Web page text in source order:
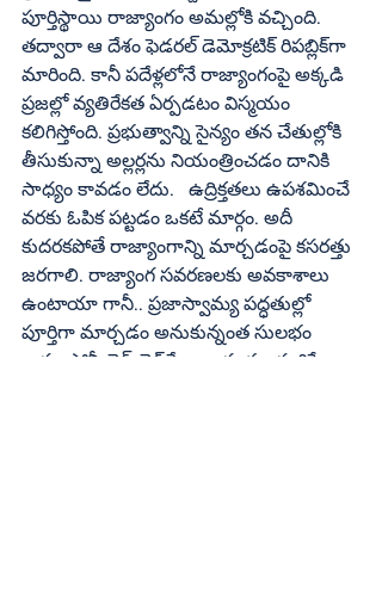
పూర్తిస్థాయి రాజ్యాంగం అమల్లోకి వచ్చింది.
తద్వారా ఆ దేశం ఫెడరల్‌ డెమోక్రటిక్‌ రిపబ్లిక్‌గా
మారింది. కానీ పదేళ్లలోనే రాజ్యాంగంపై అక్కడి
ప్రజల్లో వ్యతిరేకత ఏర్పడటం విస్మయం
కలిగిస్తోంది. ప్రభుత్వాన్ని సైన్యం తన చేతుల్లోకి
తీసుకున్నా అల్లర్లను నియంత్రించడం దానికి
సాధ్యం కావడం లేదు.   ఉద్రిక్తతలు ఉపశమించే
వరకు ఓపిక పట్టడం ఒకటే మార్గం. అదీ
కుదరకపోతే రాజ్యాంగాన్ని మార్చడంపై కసరత్తు
జరగాలి. రాజ్యాంగ సవరణలకు అవకాశాలు
ఉంటాయా గానీ.. ప్రజాస్వామ్య పద్ధతుల్లో
పూర్తిగా మార్చడం అనుకున్నంత సులభం
కాదు. పోనీ జెన్‌ జెడ్‌కే ఆ బాధ్యత అప్పగిస్తే